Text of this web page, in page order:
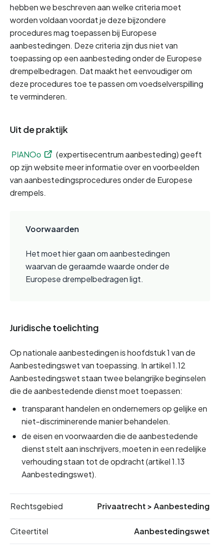
hebben we beschreven aan welke criteria moet
worden voldaan voordat je deze bijzondere
procedures mag toepassen bij Europese
aanbestedingen. Deze criteria zijn dus niet van
toepassing op een aanbesteding onder de Europese
drempelbedragen. Dat maakt het eenvoudiger om
deze procedures toe te passen om voedselverspilling
te verminderen.
Uit de praktijk
PIANOo
(expertisecentrum aanbesteding) geeft
op zijn website meer informatie over en voorbeelden
van aanbestedingsprocedures onder de Europese
drempels.
Voorwaarden
Het moet hier gaan om aanbestedingen
waarvan de geraamde waarde onder de
Europese drempelbedragen ligt.
Juridische toelichting
Op nationale aanbestedingen is hoofdstuk 1 van de
Aanbestedingswet van toepassing. In artikel 1.12
Aanbestedingswet staan twee belangrijke beginselen
die de aanbestedende dienst moet toepassen:
transparant handelen en ondernemers op gelijke en
niet-discriminerende manier behandelen.
de eisen en voorwaarden die de aanbestedende
dienst stelt aan inschrijvers, moeten in een redelijke
verhouding staan tot de opdracht (artikel 1.13
Aanbestedingswet).
Rechtsgebied Privaatrecht > Aanbesteding
Citeertitel Aanbestedingswet